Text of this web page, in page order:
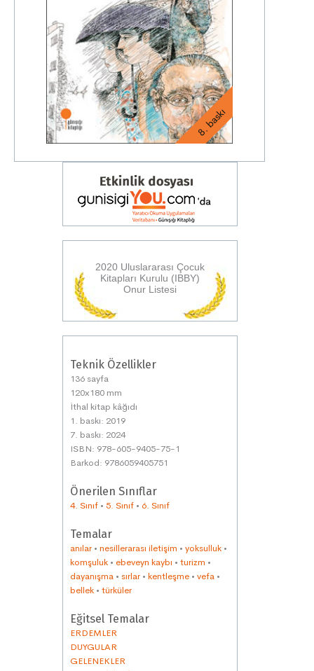
8. baskı
2020 Uluslararası Çocuk
Kitapları Kurulu (IBBY)
Onur Listesi
Teknik Özellikler
136 sayfa
120x180 mm
İthal kitap kâğıdı
1. baskı: 2019
7. baskı: 2024
ISBN: 978-605-9405-75-1
Barkod: 9786059405751
Önerilen Sınıflar
4. Sınıf • 5. Sınıf • 6. Sınıf
Temalar
anılar • nesillerarası iletişim • yoksulluk •
komşuluk • ebeveyn kaybı • turizm •
dayanışma • sırlar • kentleşme • vefa •
bellek • türküler
Eğitsel Temalar
ERDEMLER
DUYGULAR
GELENEKLER